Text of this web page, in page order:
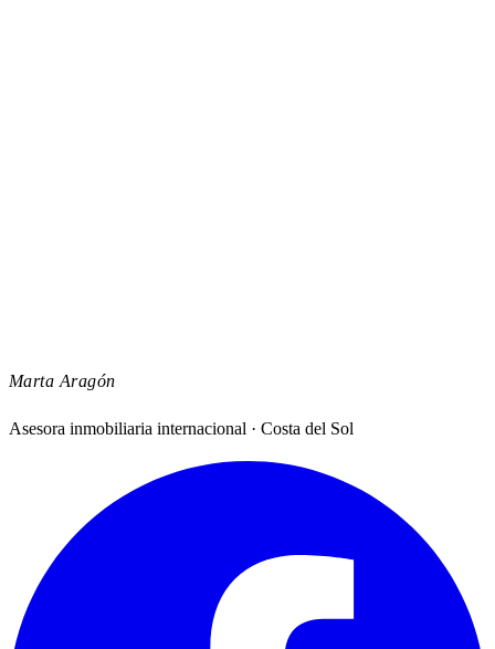
Marta Aragón
Asesora inmobiliaria internacional · Costa del Sol